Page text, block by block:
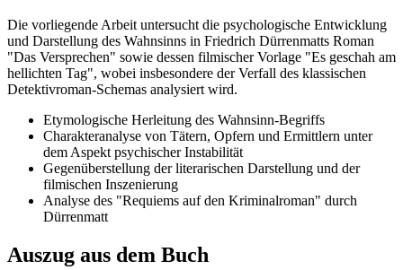
Die vorliegende Arbeit untersucht die psychologische Entwicklung
und Darstellung des Wahnsinns in Friedrich Dürrenmatts Roman
"Das Versprechen" sowie dessen filmischer Vorlage "Es geschah am
hellichten Tag", wobei insbesondere der Verfall des klassischen
Detektivroman-Schemas analysiert wird.
Etymologische Herleitung des Wahnsinn-Begriffs
Charakteranalyse von Tätern, Opfern und Ermittlern unter
dem Aspekt psychischer Instabilität
Gegenüberstellung der literarischen Darstellung und der
filmischen Inszenierung
Analyse des "Requiems auf den Kriminalroman" durch
Dürrenmatt
Auszug aus dem Buch